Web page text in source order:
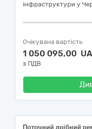
інфраструктури у
Очікувана вартість
1 050 095,00
з ПДВ